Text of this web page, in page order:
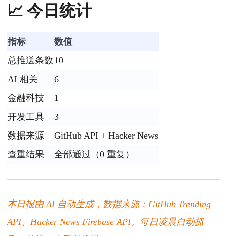
📈 今日统计
指标
数值
总推送条数 10
AI 相关
6
金融科技
1
开发工具
3
数据来源
GitHub API + Hacker News
查重结果
全部通过（0 重复）
本日报由 AI 自动生成，数据来源：GitHub Trending
API、Hacker News Firebase API。每日凌晨自动抓